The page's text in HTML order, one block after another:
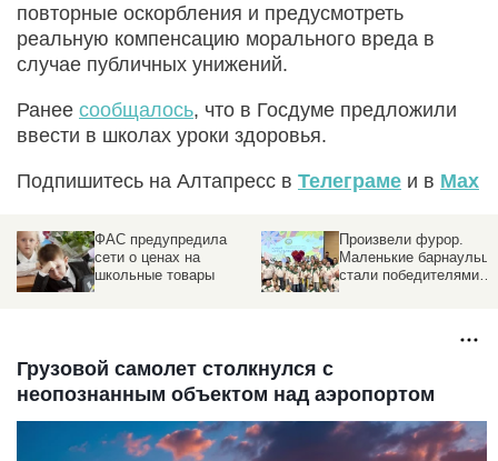
повторные оскорбления и предусмотреть
реальную компенсацию морального вреда в
случае публичных унижений.
Ранее сообщалось, что в Госдуме предложили
ввести в школах уроки здоровья.
Подпишитесь на Алтапресс в Телеграме и в Max
ФАС предупредила
сети о ценах на
школьные товары
Произвели фурор.
Маленькие барнаульцы
стали победителями
Грузовой самолет столкнулся с
неопознанным объектом над аэропортом